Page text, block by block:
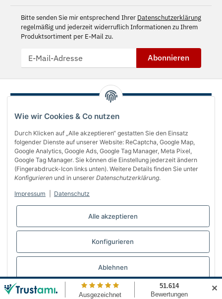
Wie wir Cookies & Co nutzen
Durch Klicken auf „Alle akzeptieren“ gestatten Sie den Einsatz
folgender Dienste auf unserer Website: ReCaptcha, Google Map,
Google Analytics, Google Ads, Google Tag Manager, Meta Pixel,
Google Tag Manager. Sie können die Einstellung jederzeit ändern
(Fingerabdruck-Icon links unten). Weitere Details finden Sie unter
Konfigurieren und in unserer Datenschutzerklärung.
Impressum Datenschutz
Alle akzeptieren
Konfigurieren
Ablehnen
Bitte senden Sie mir entsprechend Ihrer Datenschutzerklärung
regelmäßig und jederzeit widerruflich Informationen zu Ihrem
Produktsortiment per E-Mail zu.
Abonnieren
Über uns
Informationen
Bequem bezahlen
✕